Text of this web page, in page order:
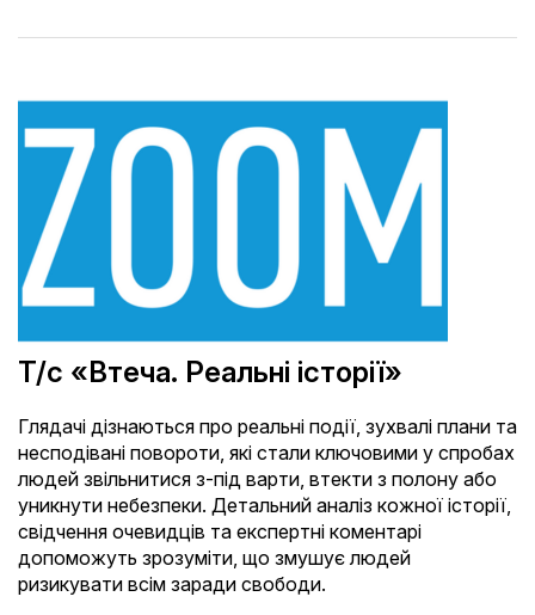
Т/с «Втеча. Реальні історії»
Глядачі дізнаються про реальні події, зухвалі плани та
несподівані повороти, які стали ключовими у спробах
людей звільнитися з-під варти, втекти з полону або
уникнути небезпеки. Детальний аналіз кожної історії,
свідчення очевидців та експертні коментарі
допоможуть зрозуміти, що змушує людей
ризикувати всім заради свободи.